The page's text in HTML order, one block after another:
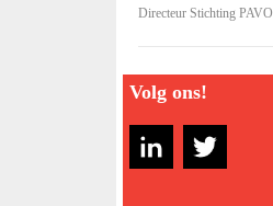
Directeur Stichting PAVO
Volg ons!